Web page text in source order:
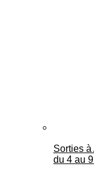
Sorties à
du 4 au